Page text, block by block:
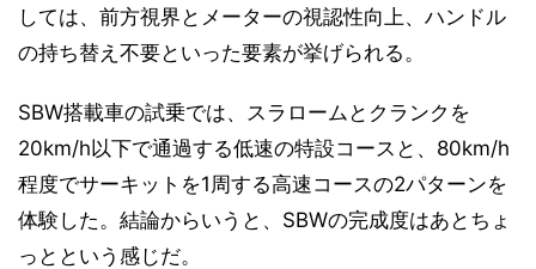
しては、前方視界とメーターの視認性向上、ハンドル
の持ち替え不要といった要素が挙げられる。
SBW搭載車の試乗では、スラロームとクランクを
20km/h以下で通過する低速の特設コースと、80km/h
程度でサーキットを1周する高速コースの2パターンを
体験した。結論からいうと、SBWの完成度はあとちょ
っとという感じだ。